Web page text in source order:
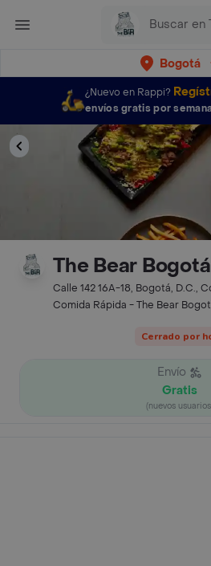
Bogotá
¿Nuevo en Rappi?
envíos gratis por
The Bear
Calle 142 16A-18, Bogotá, D.C.,
Comida Rápida - The Bear
Cerrado por
Envío
Gratis
(nuevos